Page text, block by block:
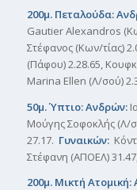
200μ. Πεταλούδα:
Gautier Alexandros
Στέφανος (Κων/τίας)
(Πάφου) 2.28.65,
Marina Ellen (Λ/σού)
50μ. Ύπτιο: Ανδρών:
Μούγης Σοφοκλής (Λ/
27.17. Γυναικών:
Στέφανη (ΑΠΟΕΛ)
200μ. Μικτή